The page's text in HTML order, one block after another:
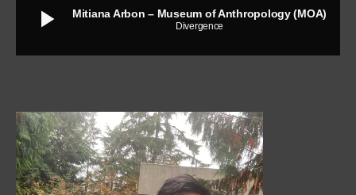
play_arrow Mitiana Arbon – Museum of Anthropology (MOA)
Divergence